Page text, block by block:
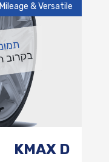
Mileage & Versatile
KMAX D